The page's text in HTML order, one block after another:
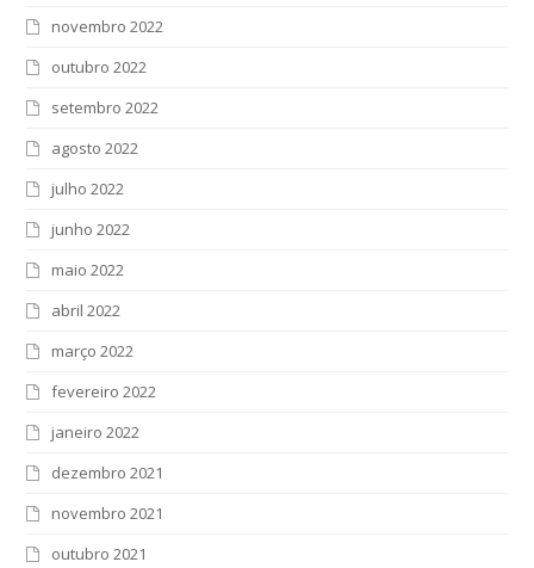
novembro 2022
outubro 2022
setembro 2022
agosto 2022
julho 2022
junho 2022
maio 2022
abril 2022
março 2022
fevereiro 2022
janeiro 2022
dezembro 2021
novembro 2021
outubro 2021